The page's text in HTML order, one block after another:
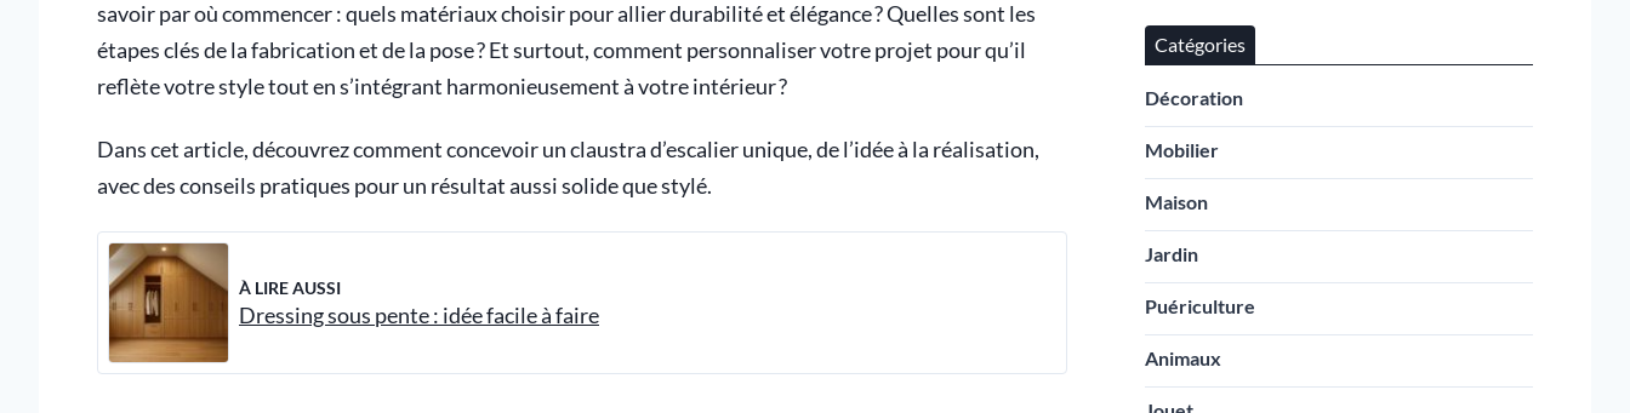
savoir par où commencer : quels matériaux choisir pour allier durabilité et élégance ? Quelles sont les
étapes clés de la fabrication et de la pose ? Et surtout, comment personnaliser votre projet pour qu’il
reflète votre style tout en s’intégrant harmonieusement à votre intérieur ?
Dans cet article, découvrez comment concevoir un claustra d’escalier unique, de l’idée à la réalisation,
avec des conseils pratiques pour un résultat aussi solide que stylé.
À LIRE AUSSI
Dressing sous pente : idée facile à faire
Catégories
Décoration
Mobilier
Maison
Jardin
Puériculture
Animaux